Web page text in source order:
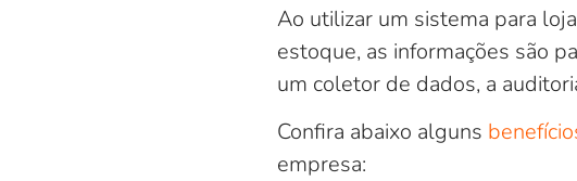
Ao utilizar um sistema para
estoque, as informações são
um coletor de dados, a
Confira abaixo alguns
empresa: